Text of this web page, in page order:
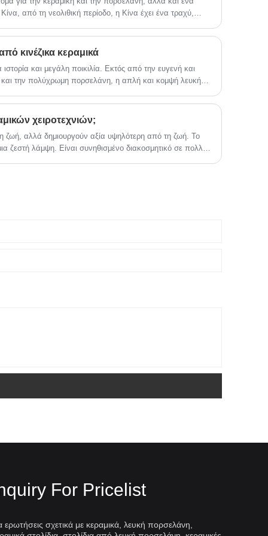
Κίνα, από τη νεολιθική περίοδο, η Κίνα έχει ένα τραχύ,
κινέζικα κεραμικά
και μεγάλη ποικιλία. Εκτός από την ευγενή και
την πολύχρωμη πορσελάνη, η απλή και κομψή λευκή
με την απλότητά της δείχνει στους ανθρώπους τη
χειροτεχνιών;
ζωή, αλλά δημιουργούν αξία υψηλότερη από τη ζωή. Το
ζεστή λάμψη. Είναι συνηθισμένο διακοσμητικό σε πολλές
For Pricelist
ερωτήσεις σχετικά με κεραμικά, λευκή πορσελάνη,